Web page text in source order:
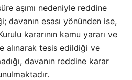
aşımı nedeniyle reddine
davanın esası yönünden ise,
kararının kamu yararı ve
alınarak tesis edildiği ve
davanın reddine karar